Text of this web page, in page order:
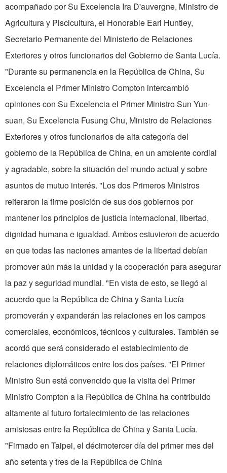
acompañado por Su Excelencia Ira D'auvergne, Ministro de
Agricultura y Piscicultura, el Honorable Earl Huntley,
Secretario Permanente del Ministerio de Relaciones
Exteriores y otros funcionarios del Gobierno de Santa Lucía.
"Durante su permanencia en la República de China, Su
Excelencia el Primer Ministro Compton intercambió
opiniones con Su Excelencia el Primer Ministro Sun Yun-
suan, Su Excelencia Fusung Chu, Ministro de Relaciones
Exteriores y otros funcionarios de alta categoría del
gobierno de la República de China, en un ambiente cordial
y agradable, sobre la situación del mundo actual y sobre
asuntos de mutuo interés. "Los dos Primeros Ministros
reiteraron la firme posición de sus dos gobiernos por
mantener los principios de justicia internacional, libertad,
dignidad humana e igualdad. Ambos estuvieron de acuerdo
en que todas las naciones amantes de la libertad debían
promover aún más la unidad y la cooperación para asegurar
la paz y seguridad mundial. "En vista de esto, se llegó al
acuerdo que la República de China y Santa Lucía
promoverán y expanderán las relaciones en los campos
comerciales, económicos, técnicos y culturales. También se
acordó que será considerado el establecimiento de
relaciones diplomáticos entre los dos países. "El Primer
Ministro Sun está convencido que la visita del Primer
Ministro Compton a la República de China ha contribuido
altamente al futuro fortalecimiento de las relaciones
amistosas entre la República de China y Santa Lucía.
"Firmado en Taipei, el décimotercer día del primer mes del
año setenta y tres de la República de China